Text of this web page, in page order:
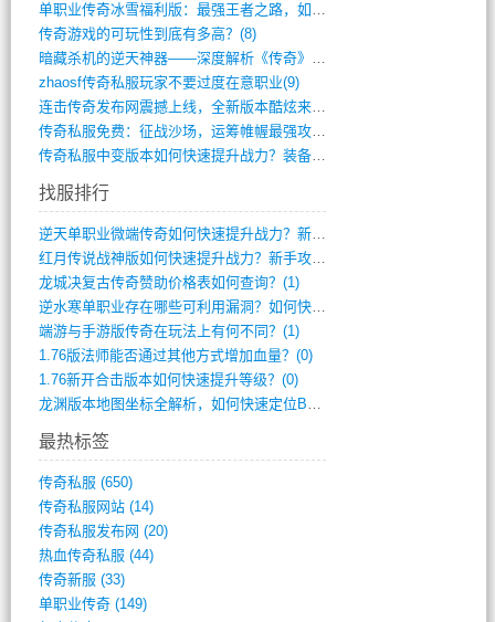
单职业传奇冰雪福利版：最强王者之路，如何(659)
传奇游戏的可玩性到底有多高？(8)
暗藏杀机的逆天神器——深度解析《传奇》祈(374)
zhaosf传奇私服玩家不要过度在意职业(9)
连击传奇发布网震撼上线，全新版本酷炫来袭(12)
传奇私服免费：征战沙场，运筹帷幄最强攻城(516)
传奇私服中变版本如何快速提升战力？装备强(1012)
找服排行
逆天单职业微端传奇如何快速提升战力？新手(2)
红月传说战神版如何快速提升战力？新手攻略(2)
龙城决复古传奇赞助价格表如何查询？(1)
逆水寒单职业存在哪些可利用漏洞？如何快速(1)
端游与手游版传奇在玩法上有何不同？(1)
1.76版法师能否通过其他方式增加血量？(0)
1.76新开合击版本如何快速提升等级？(0)
龙渊版本地图坐标全解析，如何快速定位BO(0)
最热标签
传奇私服 (650)
传奇私服网站(14)
传奇私服发布网 (20)
热血传奇私服 (44)
传奇新服 (33)
单职业传奇(149)